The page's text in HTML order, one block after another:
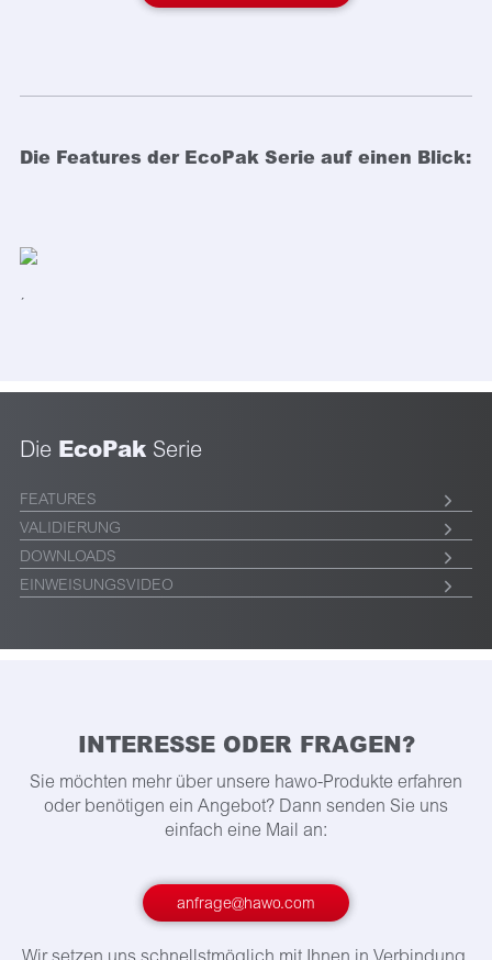
Die Features der EcoPak Serie auf einen Blick:
´
Die EcoPakSerie
FEATURES
VALIDIERUNG
DOWNLOADS
EINWEISUNGSVIDEO
INTERESSE ODER FRAGEN?
Sie möchten mehr über unsere hawo-Produkte erfahren
oder benötigen ein Angebot? Dann senden Sie uns
einfach eine Mail an:
anfrage@hawo.com